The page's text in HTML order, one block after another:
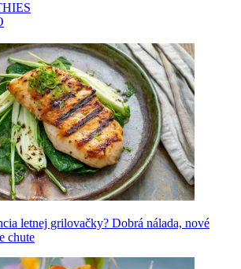
letnej grilovačky? Dobrá nálada, nové
chute